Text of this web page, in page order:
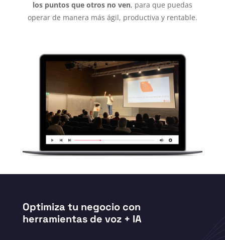
los puntos que otros no ven, para que puedas
operar de manera más ágil, productiva y rentable.
Optimiza tu negocio con
herramientas de voz + IA